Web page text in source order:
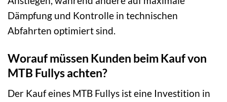
Dämpfung und Kontrolle in technischen
Abfahrten optimiert sind.
Worauf müssen Kunden beim Kauf von
MTB Fullys achten?
Der Kauf eines MTB Fullys ist eine Investition in